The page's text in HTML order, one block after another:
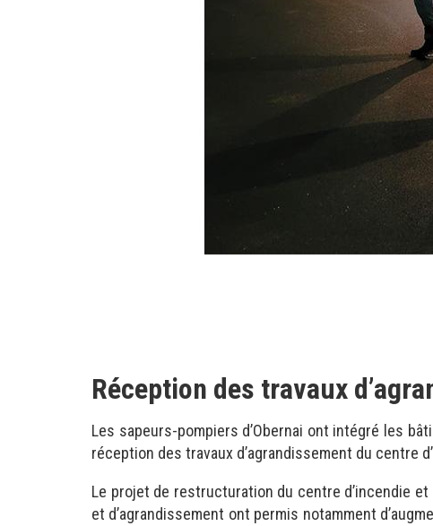
Réception des travaux
Les sapeurs-pompiers d’Obernai ont intégré les
réception des travaux d’agrandissement du centre
Le projet de restructuration du centre d’incendie
et d’agrandissement ont permis notamment